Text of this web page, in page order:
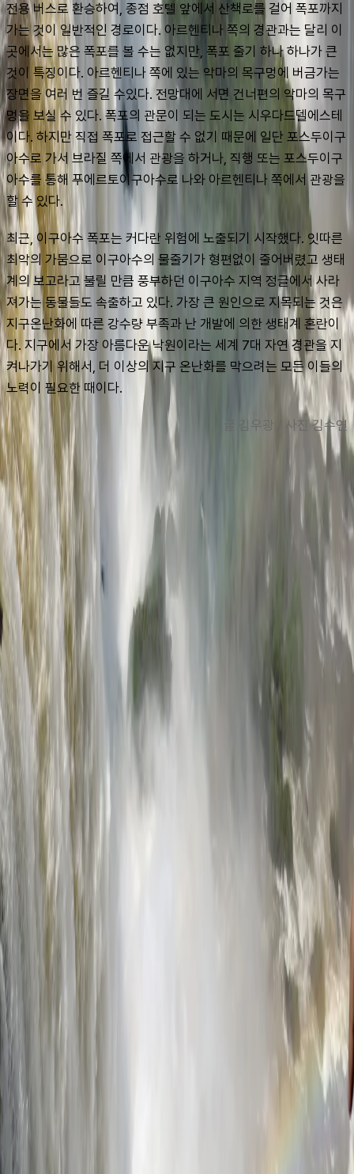
전용 버스로 환승하여, 종점 호텔 앞에서 산책로를 걸어 폭포까지
가는 것이 일반적인 경로이다. 아르헨티나 쪽의 경관과는 달리 이
곳에서는 많은 폭포를 볼 수는 없지만, 폭포 줄기 하나 하나가 큰
것이 특징이다. 아르헨티나 쪽에 있는 악마의 목구멍에 버금가는
장면을 여러 번 즐길 수있다. 전망대에 서면 건너편의 악마의 목구
멍을 보실 수 있다. 폭포의 관문이 되는 도시는 시우다드델에스테
이다. 하지만 직접 폭포로 접근할 수 없기 때문에 일단 포스두이구
아수로 가서 브라질 쪽에서 관광을 하거나, 직행 또는 포스두이구
아수를 통해 푸에르토이구아수로 나와 아르헨티나 쪽에서 관광을
할 수 있다.
최근, 이구아수 폭포는 커다란 위험에 노출되기 시작했다. 잇따른
최악의 가뭄으로 이구아수의 물줄기가 형편없이 줄어버렸고 생태
계의 보고라고 불릴 만큼 풍부하던 이구아수 지역 정글에서 사라
져가는 동물들도 속출하고 있다. 가장 큰 원인으로 지목되는 것은
지구온난화에 따른 강수량 부족과 난 개발에 의한 생태계 혼란이
다. 지구에서 가장 아름다운 낙원이라는 세계 7대 자연 경관을 지
켜나가기 위해서, 더 이상의 지구 온난화를 막으려는 모든 이들의
노력이 필요한 때이다.
글 김우광 / 사진 김수연
맨 위로
여행지
유럽
아시아
아프리카
중남미
오세아니아
극지
99 different holidays
스타일
하이킹 & 트레킹
레일
애니멀
클래식
익스페디션
신발끈 정보
신발끈스토리
99 different holidays
슈캐스트
세계여행정보
여행공식
체력지수와 서비스레벨
가이드 운영 안내
신발끈 정보
상담시간
평일 09:30 ~ 17:30 (주말·공휴일 휴무)
입금안내
신발끈여행사는 일반여행업 보증보험, 기획여행업 보증보험에 가입되